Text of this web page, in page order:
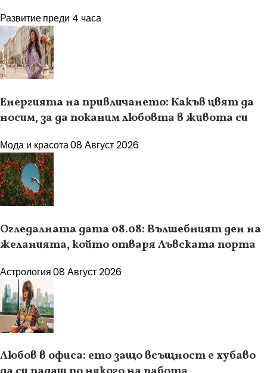
Развитиепреди 4 часа
Енергията на привличането: Какъв цвят да
носим, за да поканим любовта в живота си
Мода и красота08 Август 2026
Огледалната дата 08.08: Вълшебният ден на
желанията, който отваря Лъвската порта
Астрология08 Август 2026
Любов в офиса: ето защо всъщност е хубаво